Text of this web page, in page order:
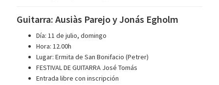
Guitarra: Ausiàs Parejo y Jonás Egholm
Día: 11 de julio, domingo
Hora: 12.00h
Lugar: Ermita de San Bonifacio (Petrer)
FESTIVAL DE GUITARRA José Tomás
Entrada libre con inscripción